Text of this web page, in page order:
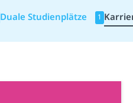
Duale Studienplätze 1